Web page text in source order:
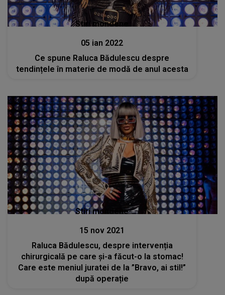
Stiri mondene
05 ian 2022
Ce spune Raluca Bădulescu despre
tendințele în materie de modă de anul acesta
Stiri mondene
15 nov 2021
Raluca Bădulescu, despre intervenția
chirurgicală pe care și-a făcut-o la stomac!
Care este meniul juratei de la ”Bravo, ai stil!”
după operație